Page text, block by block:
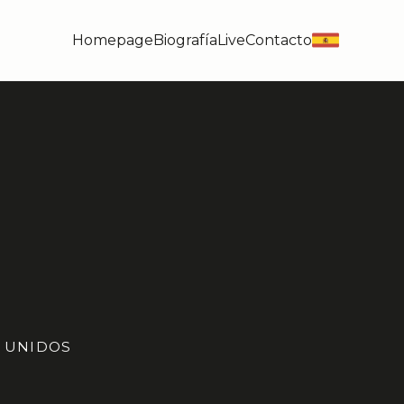
HomepageBiografíaLiveContacto es
UNIDOS